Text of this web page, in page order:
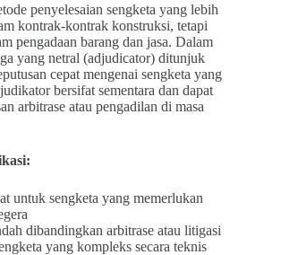
penyelesaian sengketa yang lebih
kontrak-kontrak konstruksi, tetapi
pengadaan barang dan jasa. Dalam
yang netral (adjudicator) ditunjuk
cepat mengenai sengketa yang
bersifat sementara dan dapat
arbitrase atau pengadilan di masa
untuk sengketa yang memerlukan
dibandingkan arbitrase atau litigasi
yang kompleks secara teknis